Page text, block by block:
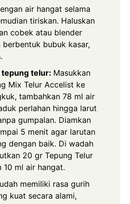
air hangat selama
tiriskan. Haluskan
cobek atau blender
berbentuk bubuk kasar,
telur: Masukkan
Mix Telur Accelist ke
tambahkan 78 ml air
perlahan hingga larut
gumpalan. Diamkan
5 menit agar larutan
dengan baik. Di wadah
20 gr Tepung Telur
10 ml air hangat.
memiliki rasa gurih
kuat secara alami,